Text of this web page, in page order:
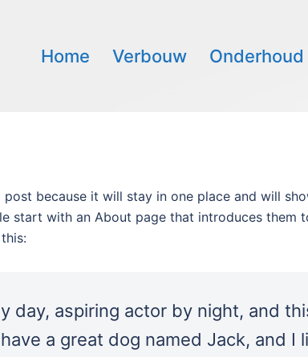
Home Verbouw Onderhoud
because it will stay in one place and will
start with an About page that introduces them
day, aspiring actor by night, and
a great dog named Jack, and I